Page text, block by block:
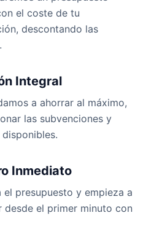
el coste de tu
descontando las
Integral
a ahorrar al máximo,
las subvenciones y
Inmediato
el presupuesto y empieza a
desde el primer minuto con